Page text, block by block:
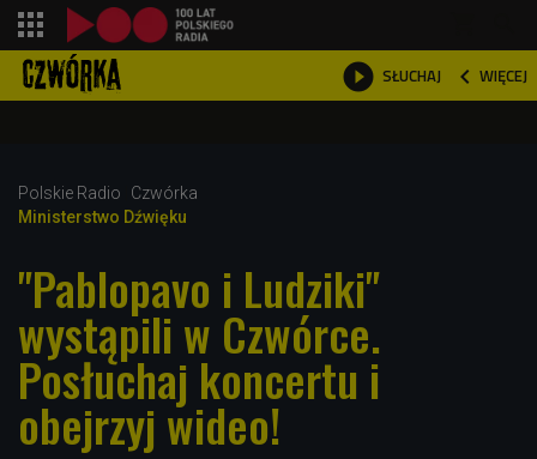
 SŁUCHAJ  WIĘCEJ

Polskie Radio
Czwórka
Ministerstwo Dźwięku
"Pablopavo i Ludziki"
wystąpili w Czwórce.
Posłuchaj koncertu i
obejrzyj wideo!